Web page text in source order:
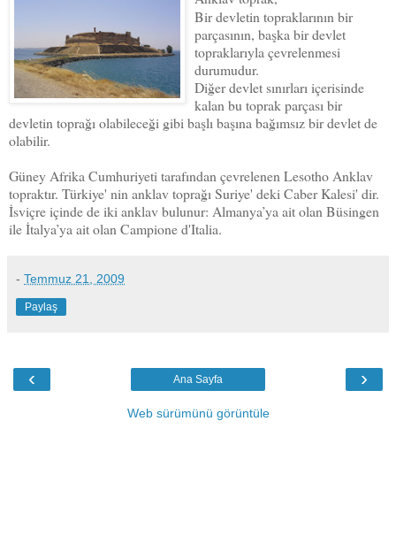
Bir devletin topraklarının bir
parçasının, başka bir devlet
topraklarıyla çevrelenmesi
durumudur.
Diğer devlet sınırları içerisinde
kalan bu toprak parçası bir
devletin toprağı olabileceği gibi başlı başına bağımsız bir devlet de
olabilir.
Güney Afrika Cumhuriyeti tarafından çevrelenen Lesotho Anklav
topraktır. Türkiye' nin anklav toprağı Suriye' deki Caber Kalesi' dir.
İsviçre içinde de iki anklav bulunur: Almanya’ya ait olan Büsingen
ile İtalya’ya ait olan Campione d'Italia.
- Temmuz 21, 2009
Paylaş
‹ ›
Ana Sayfa
Web sürümünü görüntüle